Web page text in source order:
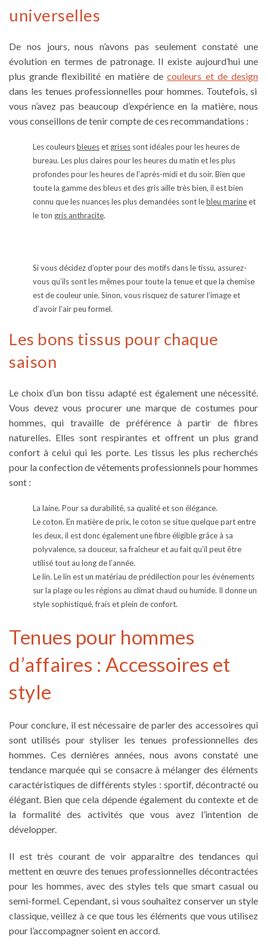
universelles
De nos jours, nous n’avons pas seulement constaté une
évolution en termes de patronage. Il existe aujourd’hui une
plus grande flexibilité en matière decouleurs et de design
dans les tenues professionnelles pour hommes. Toutefois, si
vous n’avez pas beaucoup d’expérience en la matière, nous
vous conseillons de tenir compte de ces recommandations :
Les couleursbleueset grises sont idéales pour les heures de
bureau. Les plus claires pour les heures du matin et les plus
profondes pour les heures de l’après-midi et du soir. Bien que
toute la gamme des bleus et des gris aille très bien, il est bien
connu que les nuances les plus demandées sont lebleu marineet
le ton gris anthracite.
Si vous décidez d’opter pour des motifs dans le tissu, assurez-
vous qu’ils sont les mêmes pour toute la tenue et que la chemise
est de couleur unie. Sinon, vous risquez de saturer l’image et
d’avoir l’air peu formel.
Les bons tissus pour chaque
saison
Le choix d’un bon tissu adapté est également une nécessité.
Vous devez vous procurer une marque de costumes pour
hommes, qui travaille de préférence à partir de fibres
naturelles. Elles sont respirantes et offrent un plus grand
confort à celui qui les porte. Les tissus les plus recherchés
pour laconfection de vêtements professionnels pour hommes
sont :
La laine. Pour sa durabilité, sa qualité et son élégance.
Le coton. En matière de prix, le coton se situe quelque part entre
les deux, il est donc également une fibre éligible grâce à sa
polyvalence, sa douceur, sa fraîcheur et au fait qu’il peut être
utilisé tout au long de l’année.
Le lin. Le lin est un matériau de prédilection pour les événements
sur la plage ou les régions au climat chaud ou humide. Il donne un
style sophistiqué, frais et plein de confort.
Tenues pour hommes
d’affaires : Accessoires et
style
Pour conclure, il est nécessaire de parler des accessoires qui
sont utilisés pour styliser lestenues professionnelles des
hommes. Ces dernières années, nous avons constaté une
tendance marquée qui se consacre à mélanger des éléments
caractéristiques de différents styles : sportif, décontracté ou
élégant. Bien que cela dépende également du contexte et de
la formalité des activités que vous avez l’intention de
développer.
Il est très courant de voir apparaître des tendances qui
mettent en œuvre destenues professionnelles décontractées
pour les hommes, avec des styles tels que smart casual ou
semi-formel. Cependant, si vous souhaitez conserver un style
classique, veillez à ce que tous les éléments que vous utilisez
pour l’accompagner soient en accord.